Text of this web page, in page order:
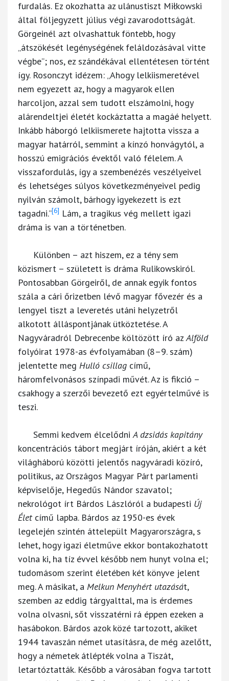
furdalás. Ez okozhatta az ulánustiszt Miłkowski
által följegyzett július végi zavarodottságát.
Görgeinél azt olvashattuk föntebb, hogy
„átszökését legénységének feláldozásával vitte
végbe”; nos, ez szándékával ellentétesen történt
így. Rosonczyt idézem: „Ahogy lelkiismeretével
nem egyezett az, hogy a magyarok ellen
harcoljon, azzal sem tudott elszámolni, hogy
alárendeltjei életét kockáztatta a magáé helyett.
Inkább háborgó lelkiismerete hajtotta vissza a
magyar határról, semmint a kínzó honvágytól, a
hosszú emigrációs évektől való félelem. A
visszafordulás, így a szembenézés veszélyeivel
és lehetséges súlyos következményeivel pedig
nyilván számolt, bárhogy igyekezett is ezt
tagadni.”[6] Lám, a tragikus vég mellett igazi
dráma is van a történetben.
Különben – azt hiszem, ez a tény sem
közismert – született is dráma Rulikowskiról.
Pontosabban Görgeiről, de annak egyik fontos
szála a cári őrizetben lévő magyar fővezér és a
lengyel tiszt a leveretés utáni helyzetről
alkotott álláspontjának ütköztetése. A
Nagyváradról Debrecenbe költözött író azAlföld
folyóirat 1978-as évfolyamában (8–9. szám)
jelentette meg Hulló csillag című,
háromfelvonásos színpadi művét. Az is fikció –
csakhogy a szerzői bevezető ezt egyértelművé is
teszi.
Semmi kedvem élcelődniA dzsidás kapitány
koncentrációs tábort megjárt íróján, akiért a két
világháború közötti jelentős nagyváradi közíró,
politikus, az Országos Magyar Párt parlamenti
képviselője, Hegedűs Nándor szavatol;
nekrológot írt Bárdos Lászlóról a budapesti Új
Életcímű lapba. Bárdos az 1950-es évek
legelején szintén áttelepült Magyarországra, s
lehet, hogy igazi életműve ekkor bontakozhatott
volna ki, ha tíz évvel később nem hunyt volna el;
tudomásom szerint életében két könyve jelent
meg. A másikat, a Melkun Menyhért utazását,
szemben az eddig tárgyalttal, ma is érdemes
volna olvasni, sőt visszatérni rá éppen ezeken a
hasábokon. Bárdos azok közé tartozott, akiket
1944 tavaszán német utasításra, de még azelőtt,
hogy a németek átlépték volna a Tiszát,
letartóztatták. Később a városában fogva tartott